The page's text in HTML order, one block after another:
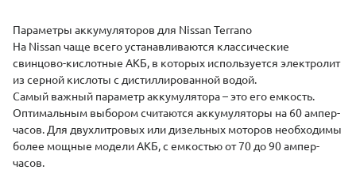
­­­­Параметры аккумуляторов для Nissan Terrano
На Nissan чаще всего устанавливаются классические
свинцово-кислотные АКБ, в которых используется электролит
из серной кислоты с дистиллированной водой.
Самый важный параметр аккумулятора – это его емкость.
Оптимальным выбором считаются аккумуляторы на 60 ампер-
часов. Для двухлитровых или дизельных моторов необходимы
более мощные модели АКБ, с емкостью от 70 до 90 ампер-
часов.